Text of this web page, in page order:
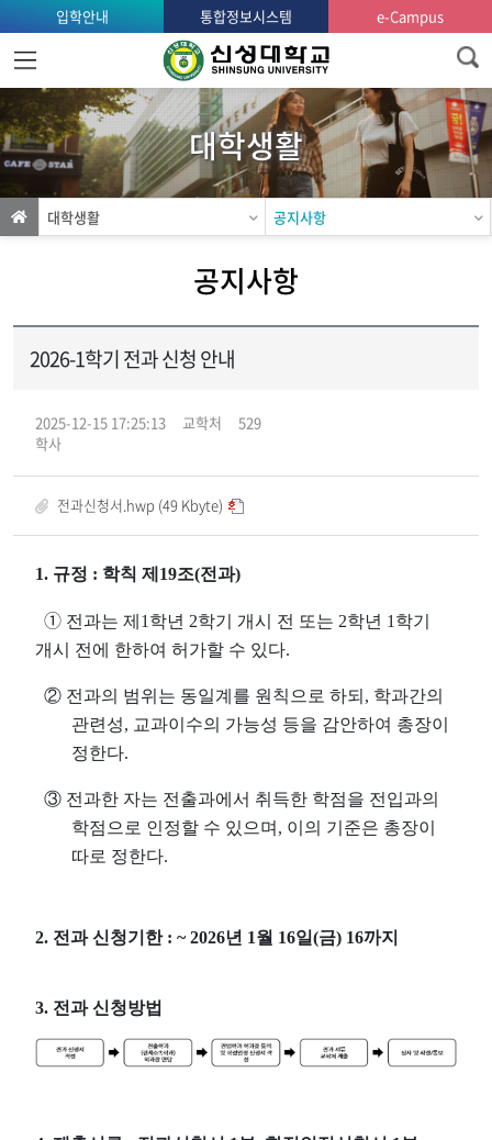
홈
으
로
가
기
입학안내 통합정보시스템 e-Campus
대학생활
대학생활 공지사항
공지사항
2026-1학기 전과 신청 안내
2025-12-15 17:25:13 교학처
529
학사
전과신청서.hwp (49 Kbyte)
1. 규정 : 학칙 제 19조(전과)
➀ 전과는 제 1 학년 2학기 개시 전 또는 2학년 1 학기
개시 전에 한하여 허가할 수 있다.
② 전과의 범위는 동일계를 원칙으로 하되 , 학과간의
관련성, 교과이수의 가능성 등을 감안하여 총장이
정한다.
③ 전과한 자는 전출과에서 취득한 학점을 전입과의
학점으로 인정할 수 있으며 , 이의 기준은 총장이
따로 정한다.
2. 전과 신청기한 : ~ 2026년 1월 16일(금) 16까지
3. 전과 신청방법